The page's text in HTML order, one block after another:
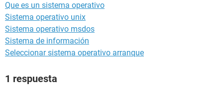
Que es un sistema operativo
Sistema operativo unix
Sistema operativo msdos
Sistema de información
Seleccionar sistema operativo arranque
1 respuesta